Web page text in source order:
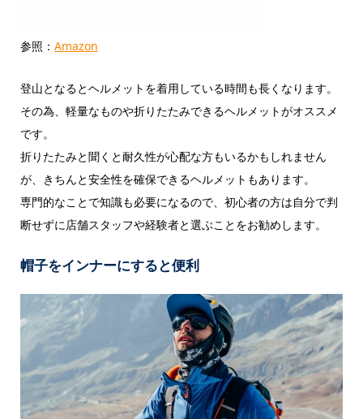
参照： Amazon
登山となるとヘルメットを着用している時間も長くなります。
その為、軽量なものや折りたたみできるヘルメットがオススメ
です。
折りたたみと聞くと耐久性が心配な方もいるかもしれません
が、きちんと安全性を確保できるヘルメットもあります。
専門的なことで知識も必要になるので、初心者の方は自分で判
断せずに店舗スタッフや経験者と選ぶことをお勧めします。
帽子をインナーにすると便利